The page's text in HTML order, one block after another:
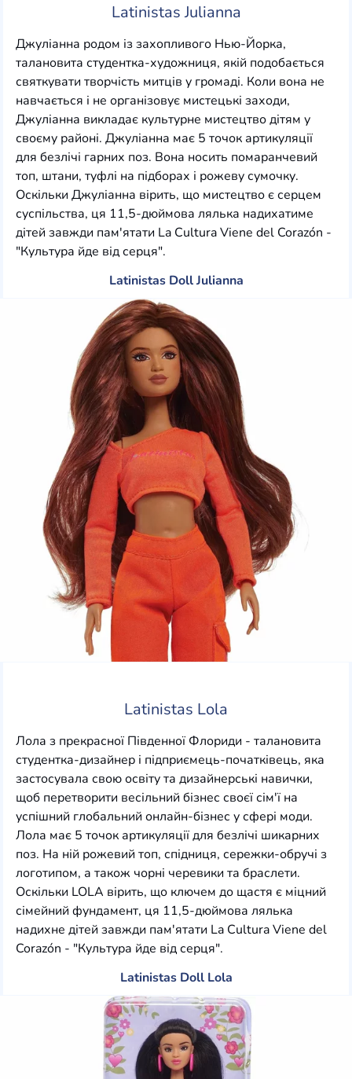
Latinistas Julianna
Джуліанна родом із захопливого Нью-Йорка,
талановита студентка-художниця, якій подобається
святкувати творчість митців у громаді. Коли вона не
навчається і не організовує мистецькі заходи,
Джуліанна викладає культурне мистецтво дітям у
своєму районі. Джуліанна має 5 точок артикуляції
для безлічі гарних поз. Вона носить помаранчевий
топ, штани, туфлі на підборах і рожеву сумочку.
Оскільки Джуліанна вірить, що мистецтво є серцем
суспільства, ця 11,5-дюймова лялька надихатиме
дітей завжди пам'ятати La Cultura Viene del Corazón -
"Культура йде від серця".
Latinistas Doll Julianna
Latinistas Lola
Лола з прекрасної Південної Флориди - талановита
студентка-дизайнер і підприємець-початківець, яка
застосувала свою освіту та дизайнерські навички,
щоб перетворити весільний бізнес своєї сім'ї на
успішний глобальний онлайн-бізнес у сфері моди.
Лола має 5 точок артикуляції для безлічі шикарних
поз. На ній рожевий топ, спідниця, сережки-обручі з
логотипом, а також чорні черевики та браслети.
Оскільки LOLA вірить, що ключем до щастя є міцний
сімейний фундамент, ця 11,5-дюймова лялька
надихне дітей завжди пам'ятати La Cultura Viene del
Corazón - "Культура йде від серця".
Latinistas Doll Lola